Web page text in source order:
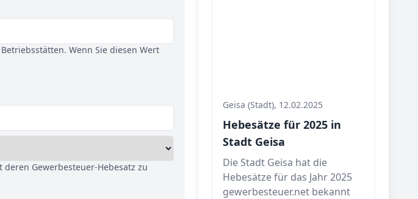
Wenn Sie diesen Wert
Gewerbesteuer-Hebesatz zu
Geisa (Stadt), 12.02.2025
Hebesätze für 2025 in
Stadt Geisa
Die Stadt Geisa hat die
Hebesätze für das Jahr 2025
gewerbesteuer.net bekannt